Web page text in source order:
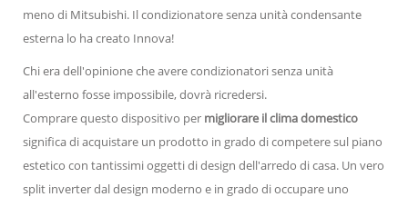
meno di Mitsubishi. Il condizionatore senza unità condensante
esterna lo ha creato Innova!
Chi era dell'opinione che avere condizionatori senza unità
all'esterno fosse impossibile, dovrà ricredersi.
Comprare questo dispositivo per migliorare il clima domestico
significa di acquistare un prodotto in grado di competere sul piano
estetico con tantissimi oggetti di design dell'arredo di casa. Un vero
split inverter dal design moderno e in grado di occupare uno